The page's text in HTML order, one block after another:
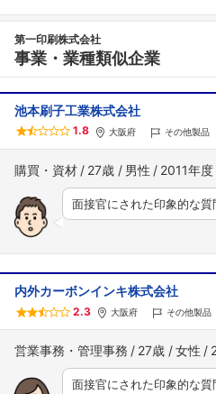
第一印刷株式会社
事業・業種類似企業
池本刷子工業株式会社
1.8 大阪府 その他製品
購買・資材 27歳 男性 2011年度
面接官にされた印象的な
内外カーボンインキ株式会社
2.3 大阪府 その他製品
営業事務・管理事務 27歳 女性
面接官にされた印象的な